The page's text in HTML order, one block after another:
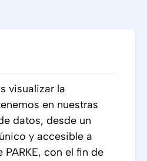
visualizar la
en nuestras
datos, desde un
y accesible a
con el fin de